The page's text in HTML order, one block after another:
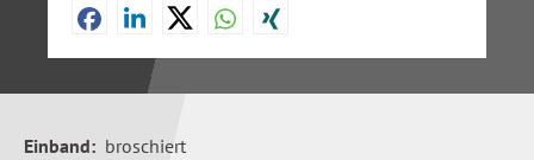
Einband: broschiert